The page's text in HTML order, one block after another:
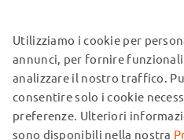
I NOSTRI PARTNER DI
© subtel.it 2026
Tutti i prezzi includono l'IVA e
spedizione. Si prega di notare
Utilizziamo i cookie per
annunci, per fornire
analizzare il nostro traffico.
consentire solo i cookie
preferenze. Ulteriori
sono disponibili nella nostra